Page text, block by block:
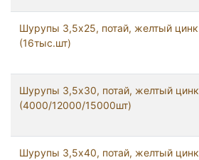
Шурупы 3,5x25, потай, желтый цинк
(16тыс.шт)
Шурупы 3,5x30, потай, желтый цинк
(4000/12000/15000шт)
Шурупы 3,5x40, потай, желтый цинк